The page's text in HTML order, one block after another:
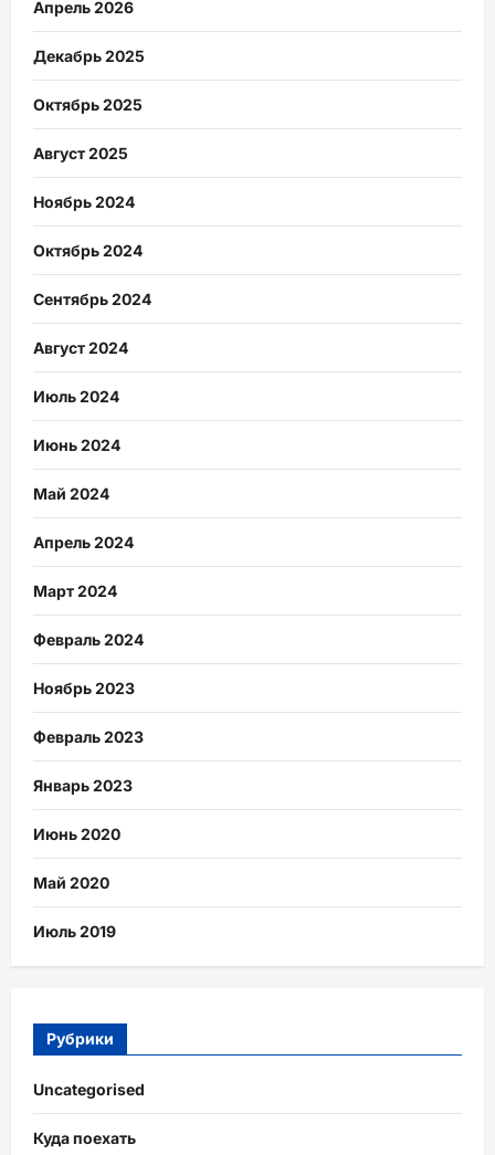
Апрель 2026
Декабрь 2025
Октябрь 2025
Август 2025
Ноябрь 2024
Октябрь 2024
Сентябрь 2024
Август 2024
Июль 2024
Июнь 2024
Май 2024
Апрель 2024
Март 2024
Февраль 2024
Ноябрь 2023
Февраль 2023
Январь 2023
Июнь 2020
Май 2020
Июль 2019
Рубрики
Uncategorised
Куда поехать